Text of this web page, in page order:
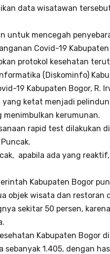
data wisatawan
untuk mencegah
Covid-19
protokol kesehatan
(Diskominfo)
19 Kabupaten Bogor, R.
ketat menjadi
menimbulkan kerumunan.
rapid test dilakukan
apabila ada yang
Kabupaten Bogor
objek wisata dan restoran
sekitar 50 persen,
Kabupaten Bogor
1.405, dengan